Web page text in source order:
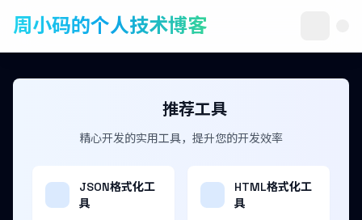
周小码的个人技术博客
推荐工具
精心开发的实用工具，提升您的开发效率
JSON格式化工
具
HTML格式化工
具